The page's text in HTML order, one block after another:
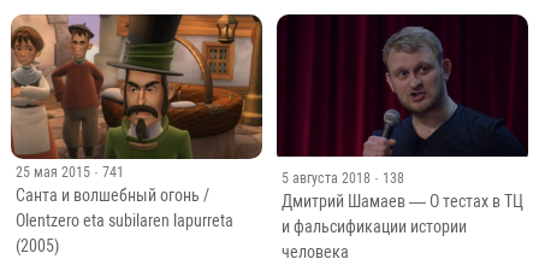
25 мая 2015 · 741
Санта и волшебный огонь /
Olentzero eta subilaren lapurreta
(2005)
5 августа 2018 · 138
Дмитрий Шамаев — О тестах в ТЦ
и фальсификации истории
человека